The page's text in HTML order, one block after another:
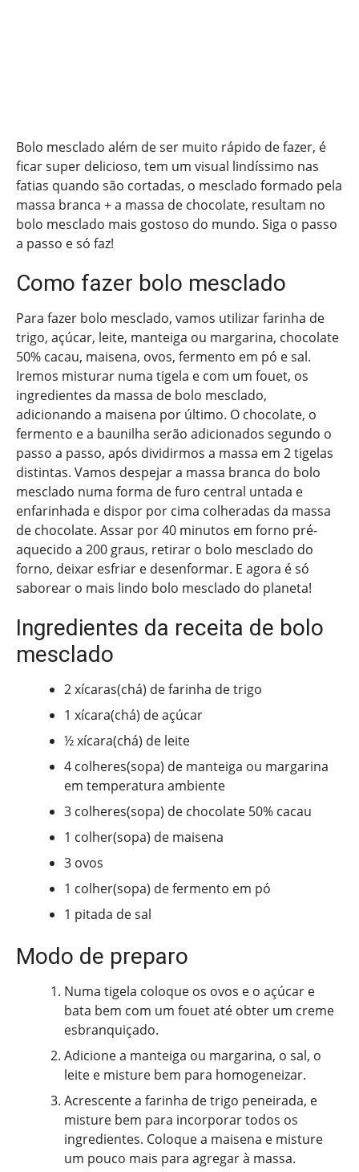
Bolo mesclado além de ser muito rápido de fazer, é
ficar super delicioso, tem um visual lindíssimo nas
fatias quando são cortadas, o mesclado formado pela
massa branca + a massa de chocolate, resultam no
bolo mesclado mais gostoso do mundo. Siga o passo
a passo e só faz!
Como fazer bolo mesclado
Para fazer bolo mesclado, vamos utilizar farinha de
trigo, açúcar, leite, manteiga ou margarina, chocolate
50% cacau, maisena, ovos, fermento em pó e sal.
Iremos misturar numa tigela e com um fouet, os
ingredientes da massa de bolo mesclado,
adicionando a maisena por último. O chocolate, o
fermento e a baunilha serão adicionados segundo o
passo a passo, após dividirmos a massa em 2 tigelas
distintas. Vamos despejar a massa branca do bolo
mesclado numa forma de furo central untada e
enfarinhada e dispor por cima colheradas da massa
de chocolate. Assar por 40 minutos em forno pré-
aquecido a 200 graus, retirar o bolo mesclado do
forno, deixar esfriar e desenformar. E agora é só
saborear o mais lindo bolo mesclado do planeta!
Ingredientes da receita de bolo
mesclado
2 xícaras(chá) de farinha de trigo
1 xícara(chá) de açúcar
½ xícara(chá) de leite
4 colheres(sopa) de manteiga ou margarina
em temperatura ambiente
3 colheres(sopa) de chocolate 50% cacau
1 colher(sopa) de maisena
3 ovos
1 colher(sopa) de fermento em pó
1 pitada de sal
Modo de preparo
Numa tigela coloque os ovos e o açúcar e
bata bem com um fouet até obter um creme
esbranquiçado.
Adicione a manteiga ou margarina, o sal, o
leite e misture bem para homogeneizar.
Acrescente a farinha de trigo peneirada, e
misture bem para incorporar todos os
ingredientes. Coloque a maisena e misture
um pouco mais para agregar à massa.